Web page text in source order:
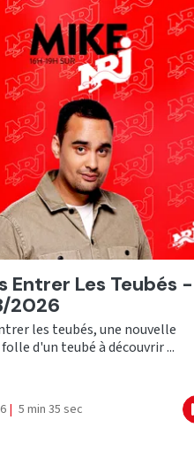
Entrer Les Teubés -
2026
les teubés, une nouvelle
d'un teubé à découvrir ...
| 5 min 35 sec